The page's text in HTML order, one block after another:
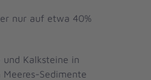
nur auf etwa 40%
Kalksteine in
Sedimente